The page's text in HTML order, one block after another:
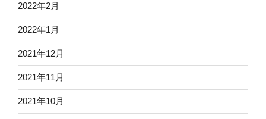
2022年2月
2022年1月
2021年12月
2021年11月
2021年10月